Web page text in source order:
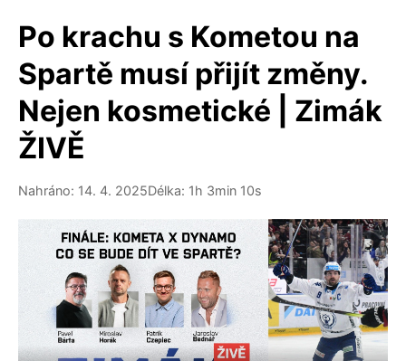
Po krachu s Kometou na
Spartě musí přijít změny.
Nejen kosmetické | Zimák
ŽIVĚ
Nahráno: 14. 4. 2025Délka: 1h 3min 10s